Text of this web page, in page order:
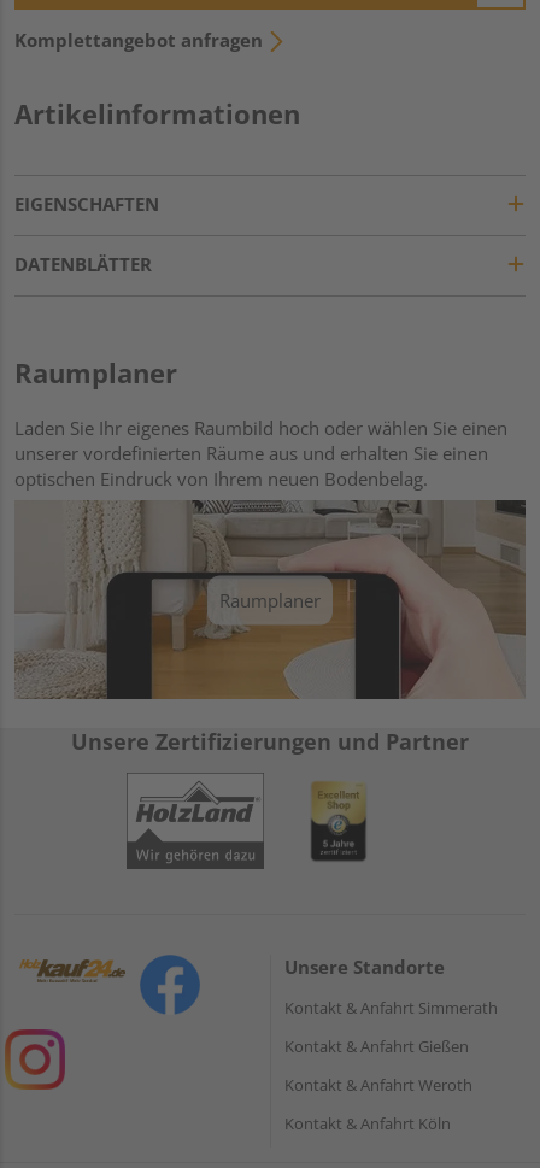
Komplettangebot anfragen
Artikelinformationen
EIGENSCHAFTEN
DATENBLÄTTER
Raumplaner
Laden Sie Ihr eigenes Raumbild hoch oder wählen Sie einen
unserer vordefinierten Räume aus und erhalten Sie einen
optischen Eindruck von Ihrem neuen Bodenbelag.
Raumplaner
Unsere Zertifizierungen und Partner
Unsere Standorte
Kontakt & Anfahrt Simmerath
Kontakt & Anfahrt Gießen
Kontakt & Anfahrt Weroth
Kontakt & Anfahrt Köln